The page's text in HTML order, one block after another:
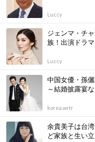
Luccy
ジェンマ・チ
族！出演ドラ
Luccy
中国女優・孫
～結婚披露宴
korea.wrtr
余貴美子は台
ど家族と生い